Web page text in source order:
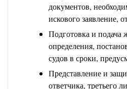
документов,
искового заявление,
Подготовка и подача
определения,
судов в сроки,
Представление и
ответчика, третьего